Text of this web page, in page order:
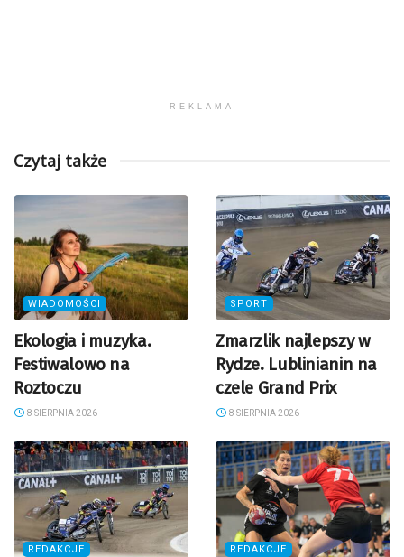
REKLAMA
Czytaj także
WIADOMOŚCI
Ekologia i muzyka.
Festiwalowo na
Roztoczu
8 SIERPNIA 2026
SPORT
Zmarzlik najlepszy w
Rydze. Lublinianin na
czele Grand Prix
8 SIERPNIA 2026
REDAKCJE REDAKCJE